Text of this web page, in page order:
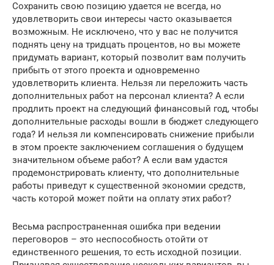
Сохранить свою позицию удается не всегда, но
удовлетворить свои интересы часто оказывается
возможным. Не исключено, что у вас не получится
поднять цену на тридцать процентов, но вы можете
придумать вариант, который позволит вам получить
прибыть от этого проекта и одновременно
удовлетворить клиента. Нельзя ли переложить часть
дополнительных работ на персонал клиента? А если
продлить проект на следующий финансовый год, чтобы
дополнительные расходы вошли в бюджет следующего
года? И нельзя ли компенсировать снижение прибыли
в этом проекте заключением соглашения о будущем
значительном объеме работ? А если вам удастся
продемонстрировать клиенту, что дополнительные
работы приведут к существенной экономии средств,
часть которой может пойти на оплату этих работ?
Весьма распространенная ошибка при ведении
переговоров – это неспособность отойти от
единственного решения, то есть исходной позиции.